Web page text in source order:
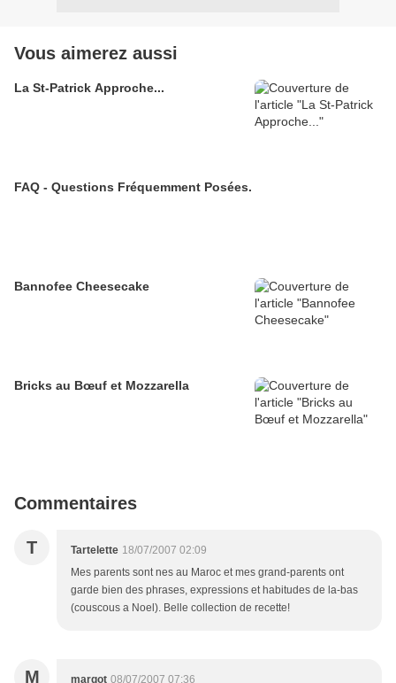
Vous aimerez aussi
La St-Patrick Approche...
FAQ - Questions Fréquemment Posées.
Bannofee Cheesecake
Bricks au Bœuf et Mozzarella
Commentaires
T Tartelette 18/07/2007 02:09
Mes parents sont nes au Maroc et mes grand-parents ont
garde bien des phrases, expressions et habitudes de la-bas
(couscous a Noel). Belle collection de recette!
M margot 08/07/2007 07:36